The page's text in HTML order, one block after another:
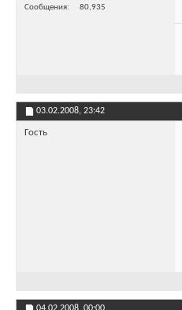
Сообщения
80,935
03.02.2008, 23:42
Гость